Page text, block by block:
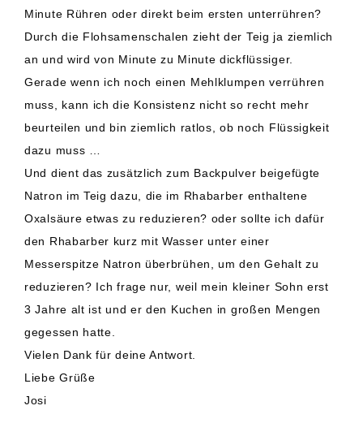
Minute Rühren oder direkt beim ersten unterrühren?
Durch die Flohsamenschalen zieht der Teig ja ziemlich
an und wird von Minute zu Minute dickflüssiger.
Gerade wenn ich noch einen Mehlklumpen verrühren
muss, kann ich die Konsistenz nicht so recht mehr
beurteilen und bin ziemlich ratlos, ob noch Flüssigkeit
dazu muss …
Und dient das zusätzlich zum Backpulver beigefügte
Natron im Teig dazu, die im Rhabarber enthaltene
Oxalsäure etwas zu reduzieren? oder sollte ich dafür
den Rhabarber kurz mit Wasser unter einer
Messerspitze Natron überbrühen, um den Gehalt zu
reduzieren? Ich frage nur, weil mein kleiner Sohn erst
3 Jahre alt ist und er den Kuchen in großen Mengen
gegessen hatte.
Vielen Dank für deine Antwort.
Liebe Grüße
Josi